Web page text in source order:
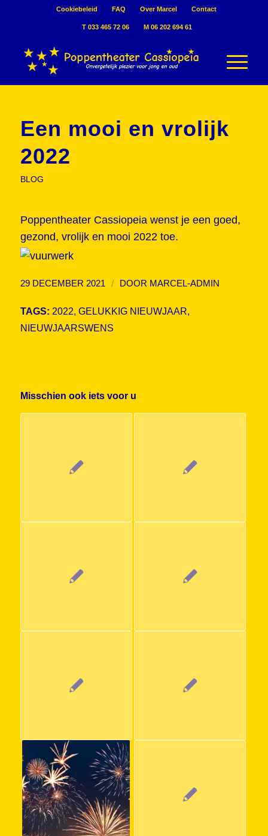
Cookiebeleid FAQ Over Marcel Contact
T 033 465 72 06 M 06 202 694 61
Een mooi en vrolijk
2022
BLOG
Poppentheater Cassiopeia wenst je een goed,
gezond, vrolijk en mooi 2022 toe.
29 DECEMBER 2021 / DOOR MARCEL-ADMIN
TAGS: 2022, GELUKKIG NIEUWJAAR,
NIEUWJAARSWENS
Misschien ook iets voor u